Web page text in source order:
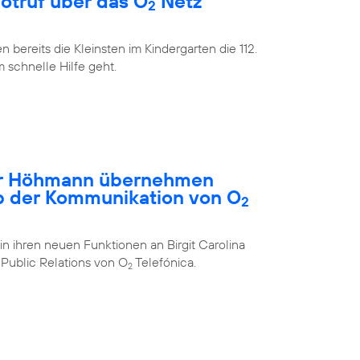
2
bereits die Kleinsten im Kindergarten die 112.
schnelle Hilfe geht.
übernehmen
Kommunikation von O2
ihren neuen Funktionen an Birgit Carolina
Relations von O2 Telefónica.